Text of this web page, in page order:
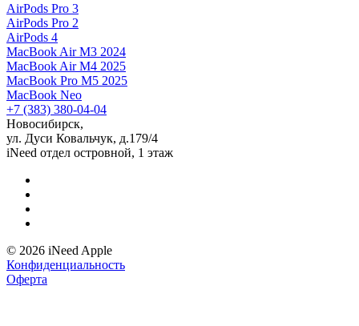
AirPods Pro 3
AirPods Pro 2
AirPods 4
MacBook Air M3 2024
MacBook Air M4 2025
MacBook Pro M5 2025
MacBook Neo
+7 (383) 380-04-04
Новосибирск,
ул. Дуси Ковальчук, д.179/4
iNeed отдел островной, 1 этаж
© 2026 iNeed Apple
Конфиденциальность
Оферта